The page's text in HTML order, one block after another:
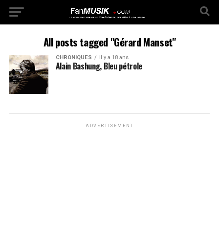
All posts tagged "Gérard Manset"
CHRONIQUES il y a 18 ans
Alain Bashung, Bleu pétrole
ADVERTISEMENT